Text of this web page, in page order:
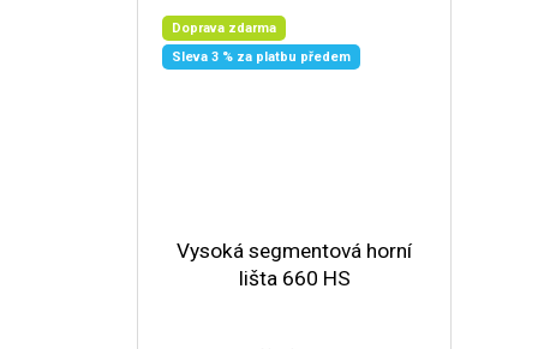
Doprava zdarma
Sleva 3 % za platbu předem
Vysoká segmentová horní
lišta 660 HS